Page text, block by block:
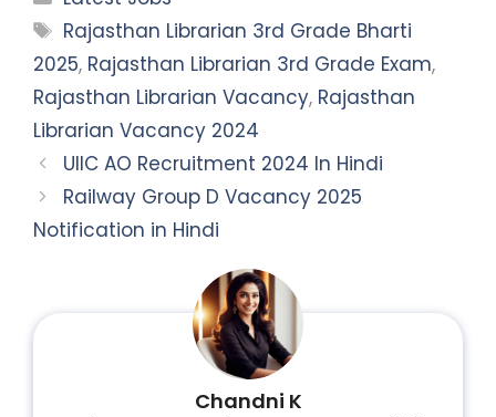
Tags
Rajasthan Librarian 3rd Grade Bharti
2025, Rajasthan Librarian 3rd Grade Exam,
Rajasthan Librarian Vacancy, Rajasthan
Librarian Vacancy 2024
UIIC AO Recruitment 2024 In Hindi
Railway Group D Vacancy 2025
Notification in Hindi
Chandni K